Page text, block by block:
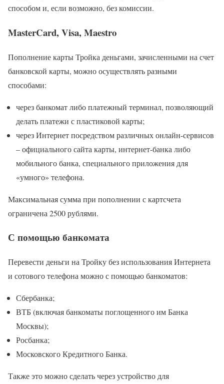
способом и, если возможно, без комиссии.
MasterCard, Visa, Maestro
Пополнение карты Тройка деньгами, зачисленными на счет
банковской карты, можно осуществлять разными
способами:
через банкомат либо платежный терминал, позволяющий
делать платежи с пластиковой карты;
через Интернет посредством различных онлайн-сервисов
– официального сайта карты, интернет-банка либо
мобильного банка, специального приложения для
«умного» телефона.
Максимальная сумма при пополнении с картсчета
ограничена 2500 рублями.
С помощью банкомата
Перевести деньги на Тройку без использования Интернета
и сотового телефона можно с помощью банкоматов:
Сбербанка;
ВТБ (включая банкоматы поглощенного им Банка
Москвы);
Росбанка;
Московского Кредитного Банка.
Также это можно сделать через устройство для